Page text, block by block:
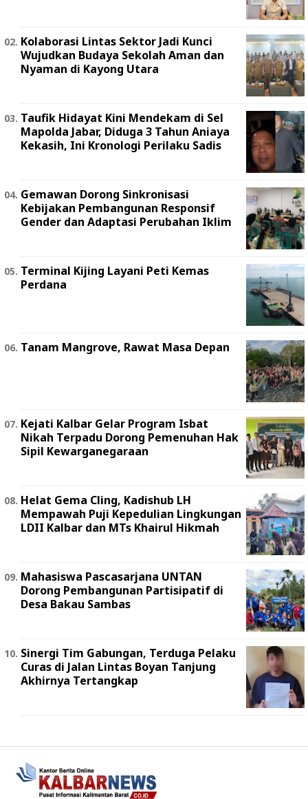
Kolaborasi Lintas Sektor Jadi Kunci
Wujudkan Budaya Sekolah Aman dan
Nyaman di Kayong Utara
Taufik Hidayat Kini Mendekam di Sel
Mapolda Jabar, Diduga 3 Tahun Aniaya
Kekasih, Ini Kronologi Perilaku Sadis
Gemawan Dorong Sinkronisasi
Kebijakan Pembangunan Responsif
Gender dan Adaptasi Perubahan Iklim
Terminal Kijing Layani Peti Kemas
Perdana
Tanam Mangrove, Rawat Masa Depan
Kejati Kalbar Gelar Program Isbat
Nikah Terpadu Dorong Pemenuhan Hak
Sipil Kewarganegaraan
Helat Gema Cling, Kadishub LH
Mempawah Puji Kepedulian Lingkungan
LDII Kalbar dan MTs Khairul Hikmah
Mahasiswa Pascasarjana UNTAN
Dorong Pembangunan Partisipatif di
Desa Bakau Sambas
Sinergi Tim Gabungan, Terduga Pelaku
Curas di Jalan Lintas Boyan Tanjung
Akhirnya Tertangkap